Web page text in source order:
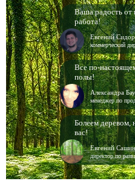
Ваша радость от
работа!
Евгений
коммерческий
Все по-
полы!
Александра
менеджер по
Болеем деревом,
вас!
Евгений Сашин
директор по